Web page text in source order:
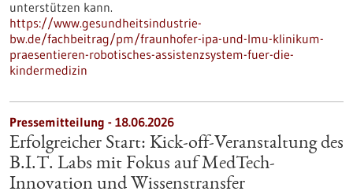
unterstützen kann.
https://www.gesundheitsindustrie-
bw.de/fachbeitrag/pm/fraunhofer-ipa-und-lmu-klinikum-
praesentieren-robotisches-assistenzsystem-fuer-die-
kindermedizin
Pressemitteilung - 18.06.2026
Erfolgreicher Start: Kick-off-Veranstaltung des
B.I.T. Labs mit Fokus auf MedTech-
Innovation und Wissenstransfer